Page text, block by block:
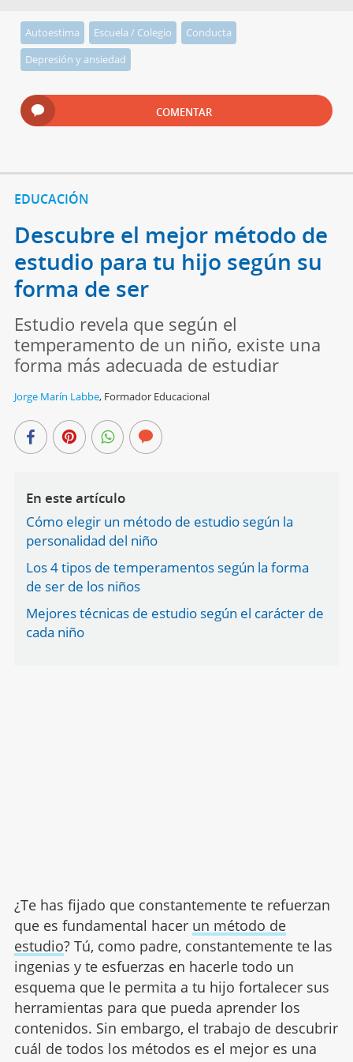
Autoestima Escuela / Colegio
Conducta
Depresión y ansiedad
COMENTAR
EDUCACIÓN
Descubre el mejor método de
estudio para tu hijo según su
forma de ser
Estudio revela que según el
temperamento de un niño, existe una
forma más adecuada de estudiar
Jorge Marín Labbe, Formador Educacional
En este artículo
Cómo elegir un método de estudio según la
personalidad del niño
Los 4 tipos de temperamentos según la forma
de ser de los niños
Mejores técnicas de estudio según el carácter de
cada niño
¿Te has fijado que constantemente te refuerzan
que es fundamental hacer un método de
estudio? Tú, como padre, constantemente te las
ingenias y te esfuerzas en hacerle todo un
esquema que le permita a tu hijo fortalecer sus
herramientas para que pueda aprender los
contenidos. Sin embargo, el trabajo de descubrir
cuál de todos los métodos es el mejor es una